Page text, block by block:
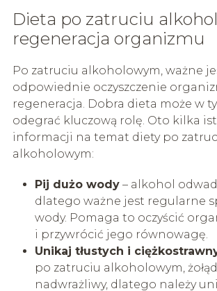
Dieta po zatruciu
regeneracja organizmu
Po zatruciu alkoholowym, ważne
odpowiednie oczyszczenie
regeneracja. Dobra dieta może w
odegrać kluczową rolę. Oto kilka
informacji na temat diety po
alkoholowym:
Pij dużo wody– alkohol
dlatego ważne jest regularne
wody. Pomaga to oczyścić
i przywrócić jego równowagę.
Unikaj tłustych i
po zatruciu alkoholowym,
nadwrażliwy, dlatego należy